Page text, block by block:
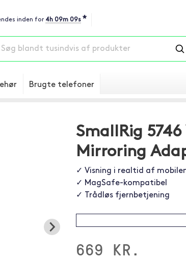
inden for 4h 09m 08s *
Brugte telefoner
SmallRig
Mirroring
✓ Visning i realtid af
✓ MagSafe-kompatibel
✓ Trådløs fjernbetjening
669 KR.